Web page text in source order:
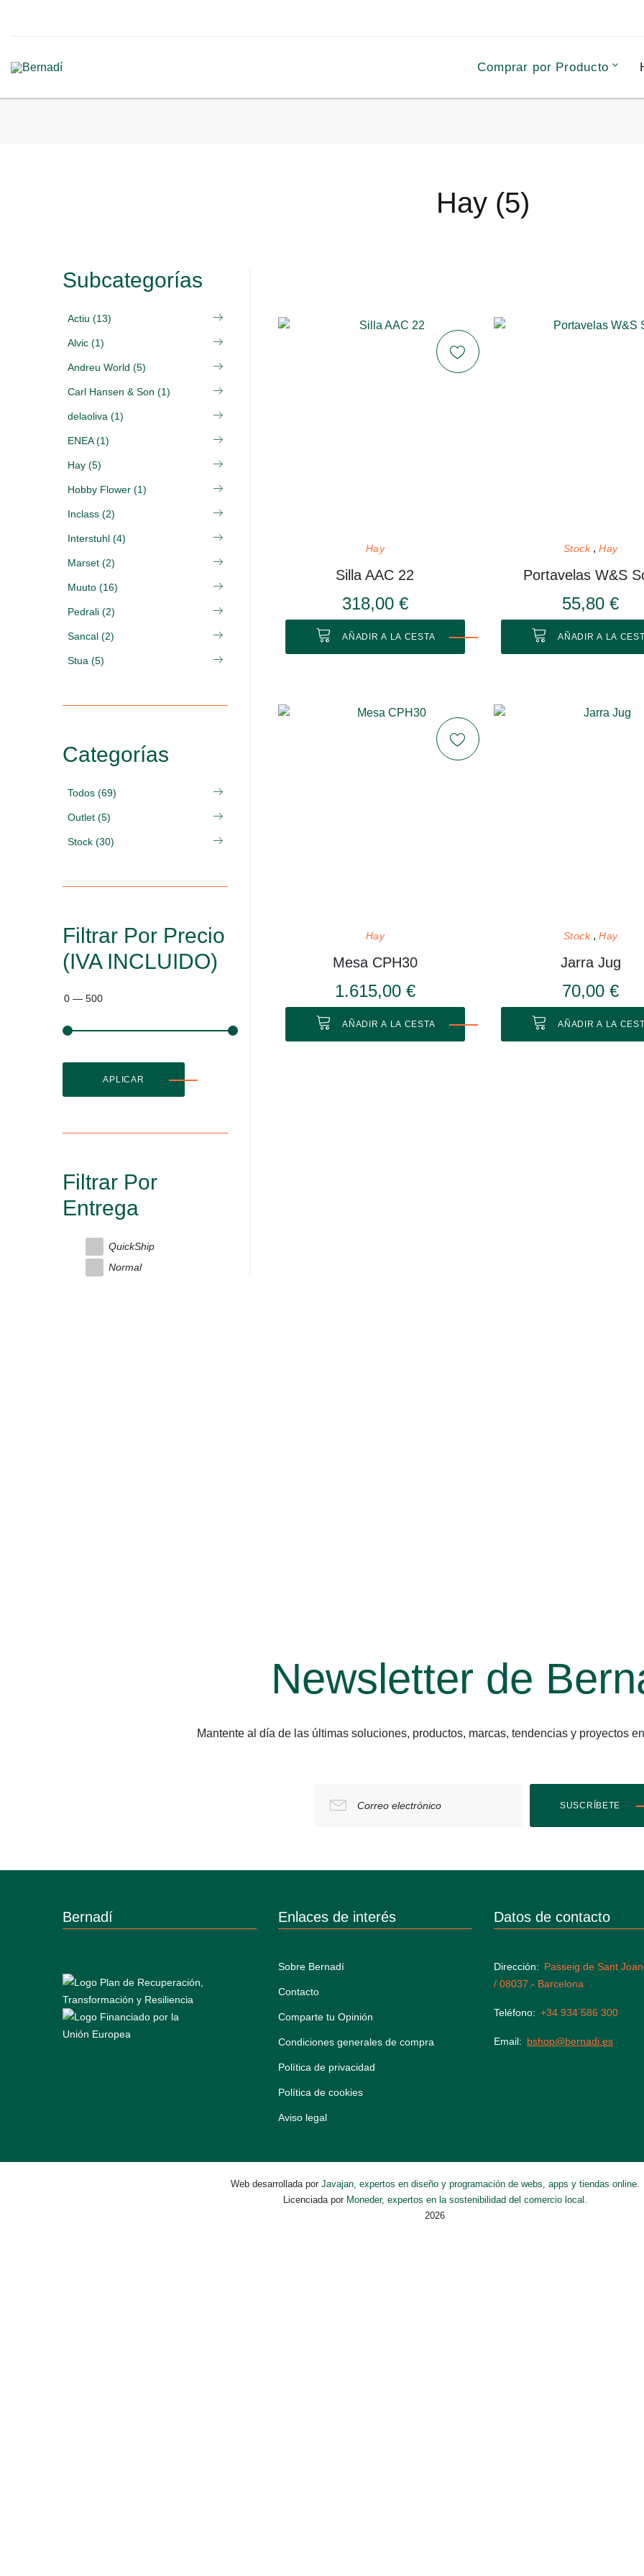
Comprar por Producto
Hay (5)
Hay
Silla AAC 22
318,00 €
AÑADIR A LA CESTA
Stock Hay
Portavelas W&S
55,80 €
AÑADIR A LA
Hay
Mesa CPH30
1.615,00 €
AÑADIR A LA CESTA
Stock Hay
Jarra Jug
70,00 €
AÑADIR A LA
Subcategorías
Actiu (13)
Alvic (1)
Andreu World (5)
Carl Hansen & Son (1)
delaoliva (1)
ENEA (1)
Hay (5)
Hobby Flower (1)
Inclass (2)
Interstuhl (4)
Marset (2)
Muuto (16)
Pedrali (2)
Sancal (2)
Stua (5)
Categorías
Todos (69)
Outlet (5)
Stock (30)
Filtrar Por Precio
(IVA INCLUIDO)
0 — 500
APLICAR
Filtrar Por
Entrega
QuickShip
Normal
Newsletter de
Mantente al día de las últimas soluciones, productos, marcas, tendencias y proyectos
Correo electrónico SUSCRÍBETE
Bernadí Enlaces de interés
Sobre Bernadí
Contacto
Comparte tu Opinión
Condiciones generales de compra
Política de privacidad
Política de cookies
Aviso legal
Datos de contacto
Dirección
Passeig de Sant
/ 08037 - Barcelona
Teléfono +34 934 586 300
Email bshop@bernadi.es
Web desarrollada por Javajan, expertos en diseño y programación de webs, apps y tiendas online.
Licenciada por Moneder, expertos en la sostenibilidad del comercio local.
2026